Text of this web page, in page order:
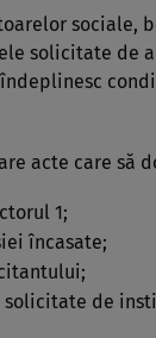
sociale,
solicitate de
acte care să
1;
încasate;
solicitate de